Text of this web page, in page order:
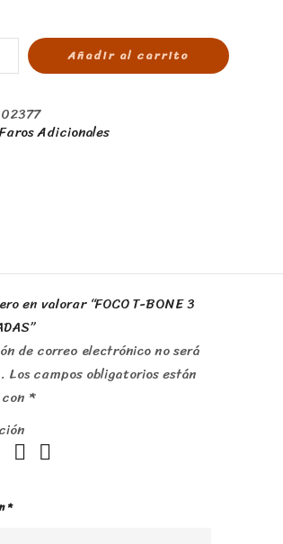
Añadir al carrito
Adicionales
en valorar “FOCO T-BONE 3
de correo electrónico no será
Los campos obligatorios están
*
*